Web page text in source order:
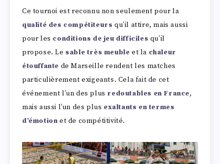
Ce tournoi est reconnu non seulement pour la
qualité des compétiteurs qu’il attire, mais aussi
pour les conditions de jeu difficiles qu’il
propose. Le sable très meuble et la chaleur
étouffante de Marseille rendent les matches
particulièrement exigeants. Cela fait de cet
événement l’un des plus redoutables en France,
mais aussi l’un des plus exaltants en termes
d’émotion et de compétitivité.